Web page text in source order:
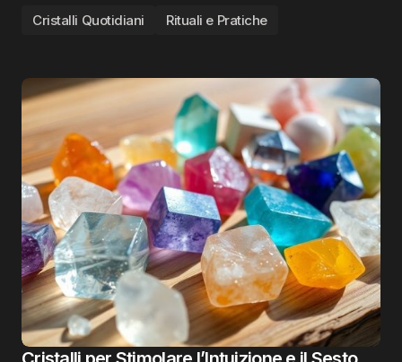
Cristalli Quotidiani Rituali e Pratiche